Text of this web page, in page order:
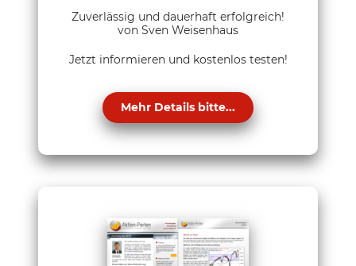
Zuverlässig und dauerhaft erfolgreich!
von Sven Weisenhaus
Jetzt informieren und kostenlos testen!
Mehr Details bitte...